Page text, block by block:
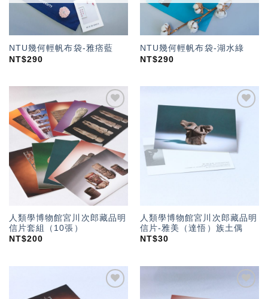
NTU幾何輕帆布袋-雅痞藍
NT$290
NTU幾何輕帆布袋-湖水綠
NT$290
加入
「願
望輕
單」
人類學博物館宮川次郎藏品明
信片套組（10張）
NT$200
人類學博物館宮川次郎藏品明
信片-雅美（達悟）族土偶
NT$30